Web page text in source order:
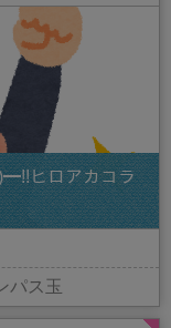
ヒロアカコラ
パス玉